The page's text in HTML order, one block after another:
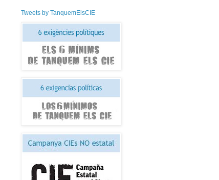
Tweets by TanquemElsCIE